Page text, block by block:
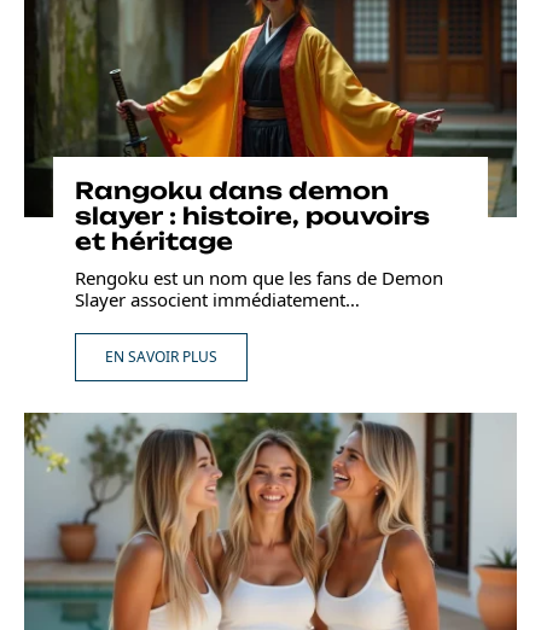
Rangoku dans demon
slayer : histoire, pouvoirs
et héritage
Rengoku est un nom que les fans de Demon
Slayer associent immédiatement…
EN SAVOIR PLUS